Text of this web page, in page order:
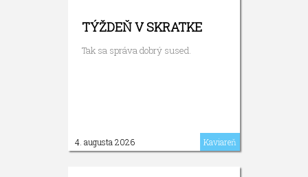
TÝŽDEŇ V SKRATKE
Tak sa správa dobrý sused.
4. augusta 2026 Kaviareň